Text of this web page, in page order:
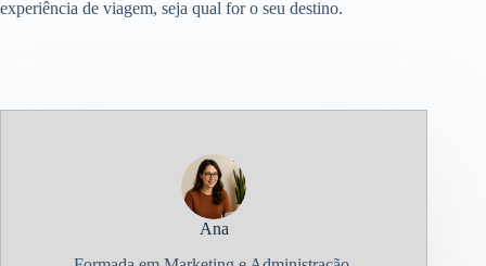
experiência de viagem, seja qual for o seu destino.
Ana